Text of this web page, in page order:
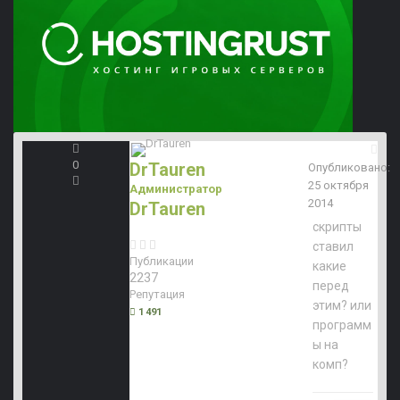
0 DrTauren
Администратор
DrTauren
Публикации
2237
Репутация
1 491
Опубликовано:
25 октября
2014
скрипты
ставил
какие
перед
этим? или
программ
ы на
комп?